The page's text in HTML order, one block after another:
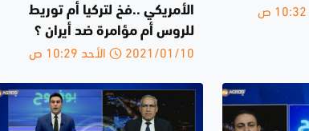
الأمريكي ..فخ لتركيا أم توريط
للروس أم مؤامرة ضد أيران ؟
2021/01/10 الأحد 10:29 ص